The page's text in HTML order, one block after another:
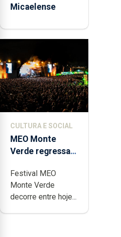
Micaelense
CULTURA E SOCIAL
MEO Monte
Verde regressa
acessibilidade
Festival MEO
Monte Verde
decorre entre hoje...